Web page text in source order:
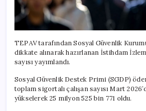
TEPAV tarafından Sosyal Güvenlik
dikkate alınarak hazırlanan İstihdam
sayısı yayımlandı.
Sosyal Güvenlik Destek Primi (SGDP)
toplam sigortalı çalışan sayısı Mart
yükselerek 25 milyon 525 bin 771 oldu.